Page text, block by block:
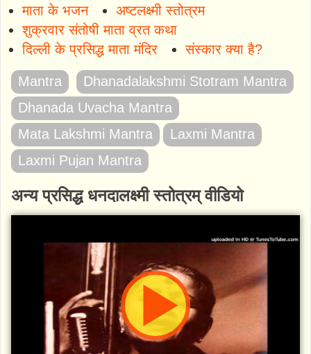
माता के भजन
अष्टलक्ष्मी स्तोत्रम
शुक्रवार संतोषी माता व्रत कथा
दिल्ली के प्रसिद्ध माता मंदिर
संस्कार क्या है?
Mantra
Dhanadalakshmi Stotram Mantra
Dhanada Uvacha Mantra
Mata Lakshmi Mantra
Laxmi Mantra
Laxmi Pujan Mantra
अन्य प्रसिद्ध धनदालक्ष्मी स्तोत्रम् वीडियो